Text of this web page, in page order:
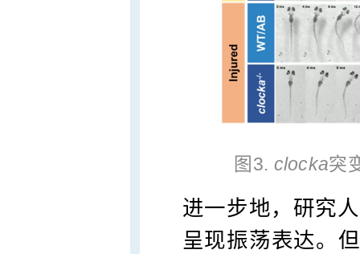
图3. clocka突
进一步地，研究
呈现振荡表达。